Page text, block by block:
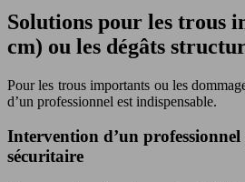
Solutions pour les trous
cm) ou les dégâts
Pour les trous importants ou les
d’un professionnel est indispensable.
Intervention d’un
sécuritaire